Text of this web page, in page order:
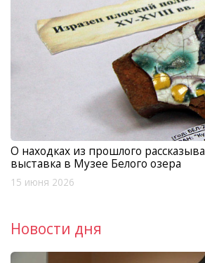
О находках из прошлого
выставка в Музее Белого озера
15 июня 2026
Новости дня